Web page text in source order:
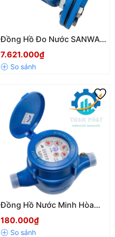
Đồng Hồ Đo Nước SANWA
Woltman DN40-300 – Độ
Chính Xác Cao, Tiêu Chuẩn
Châu Âu
7.621.000₫
Đồng Hồ Nước Minh Hòa
MD15 có kiểm định
180.000₫